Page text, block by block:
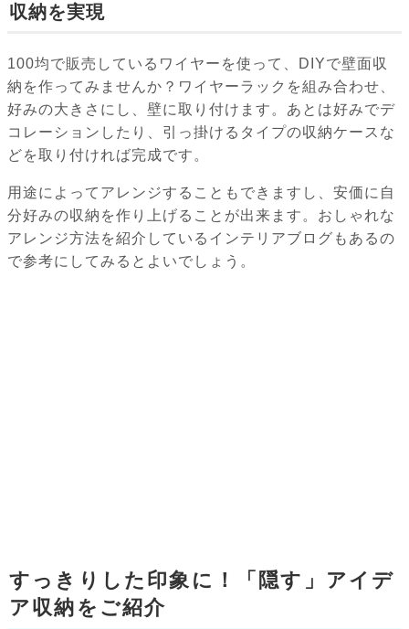
収納を実現
100均で販売しているワイヤーを使って、DIYで壁面収
納を作ってみませんか？ワイヤーラックを組み合わせ、
好みの大きさにし、壁に取り付けます。あとは好みでデ
コレーションしたり、引っ掛けるタイプの収納ケースな
どを取り付ければ完成です。
用途によってアレンジすることもできますし、安価に自
分好みの収納を作り上げることが出来ます。おしゃれな
アレンジ方法を紹介しているインテリアブログもあるの
で参考にしてみるとよいでしょう。
すっきりした印象に！「隠す」アイデ
ア収納をご紹介